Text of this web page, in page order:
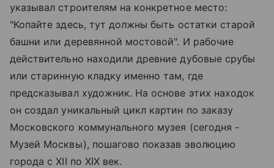
указывал строителям на конкретное место:
"Копайте здесь, тут должны быть остатки старой
башни или деревянной мостовой". И рабочие
действительно находили древние дубовые срубы
или старинную кладку именно там, где
предсказывал художник. На основе этих находок
он создал уникальный цикл картин по заказу
Московского коммунального музея (сегодня -
Музей Москвы), пошагово показав эволюцию
города с XII по XIX век.